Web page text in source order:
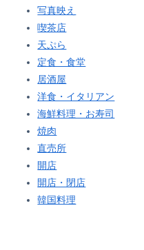
写真映え
喫茶店
天ぷら
定食・食堂
居酒屋
洋食・イタリアン
海鮮料理・お寿司
焼肉
直売所
開店
開店・閉店
韓国料理